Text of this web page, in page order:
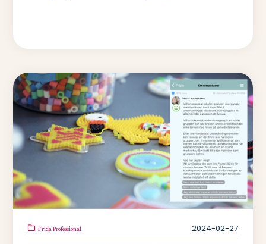
Frida Professional 2024-02-27